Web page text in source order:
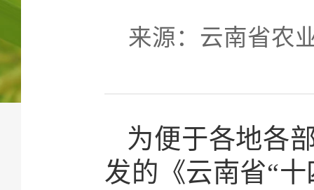
来源：云南省农
为便于各地各
发的《云南省“